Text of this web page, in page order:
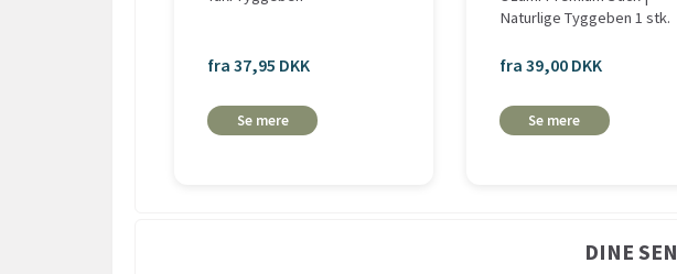
fra 37,95 DKK
Se mere
Naturlige Tyggeben 1 stk.
fra 39,00 DKK
Se mere
DINE